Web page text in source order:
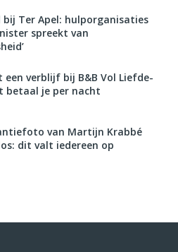
bij Ter Apel: hulporganisaties
spreekt van
een verblijf bij B&B Vol Liefde-
betaal je per nacht
van Martijn Krabbé
dit valt iedereen op